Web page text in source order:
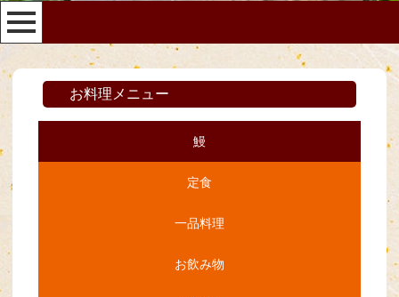
お料理メニュー
鰻
定食
一品料理
お飲み物